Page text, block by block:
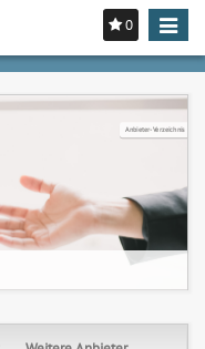
0
Toggle
Anbieter-Verzeichnis